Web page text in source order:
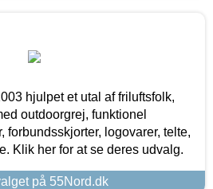
hjulpet et utal af friluftsfolk,
outdoorgrej, funktionel
forbundsskjorter, logovarer, telte,
Klik her for at se deres udvalg.
på 55Nord.dk